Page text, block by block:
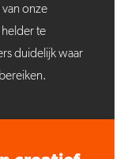
onze
te
duidelijk waar